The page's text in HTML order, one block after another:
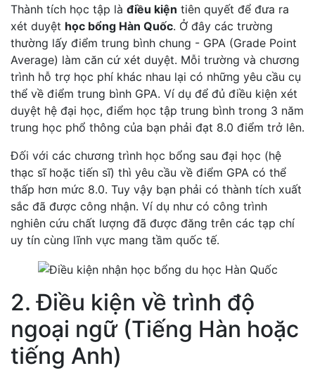
Thành tích học tập là điều kiện tiên quyết để đưa ra
xét duyệt học bổng Hàn Quốc. Ở đây các trường
thường lấy điểm trung bình chung - GPA (Grade Point
Average) làm căn cứ xét duyệt. Mỗi trường và chương
trình hỗ trợ học phí khác nhau lại có những yêu cầu cụ
thể về điểm trung bình GPA. Ví dụ để đủ điều kiện xét
duyệt hệ đại học, điểm học tập trung bình trong 3 năm
trung học phổ thông của bạn phải đạt 8.0 điểm trở lên.
Đối với các chương trình học bổng sau đại học (hệ
thạc sĩ hoặc tiến sĩ) thì yêu cầu về điểm GPA có thể
thấp hơn mức 8.0. Tuy vậy bạn phải có thành tích xuất
sắc đã được công nhận. Ví dụ như có công trình
nghiên cứu chất lượng đã được đăng trên các tạp chí
uy tín cùng lĩnh vực mang tầm quốc tế.
2. Điều kiện về trình độ
ngoại ngữ (Tiếng Hàn hoặc
tiếng Anh)